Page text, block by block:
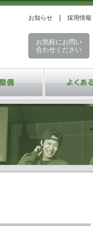
お知らせ 採用情報
お気軽にお問い
合わせください